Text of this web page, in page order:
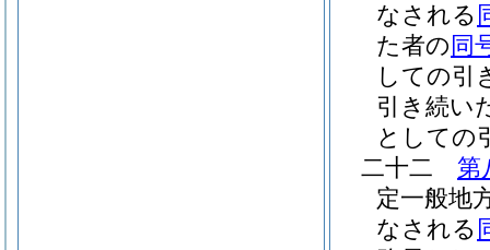
なされる
た者の 同
しての引
引き続い
としての
二十二
第
定一般地
なされる